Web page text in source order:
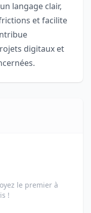
langage clair,
et facilite
digitaux et
le premier à
!